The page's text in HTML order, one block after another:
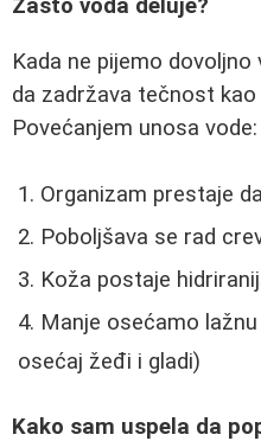
Zašto voda deluje?
Kada ne pijemo
da zadržava tečnost
Povećanjem unosa vode:
Organizam prestaje
Poboljšava se rad
Koža postaje
Manje osećamo
osećaj žeđi i gladi)
Kako sam uspela da